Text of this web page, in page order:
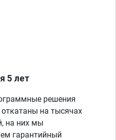
5 лет
решения
на тысячах
на них мы
гарантийный